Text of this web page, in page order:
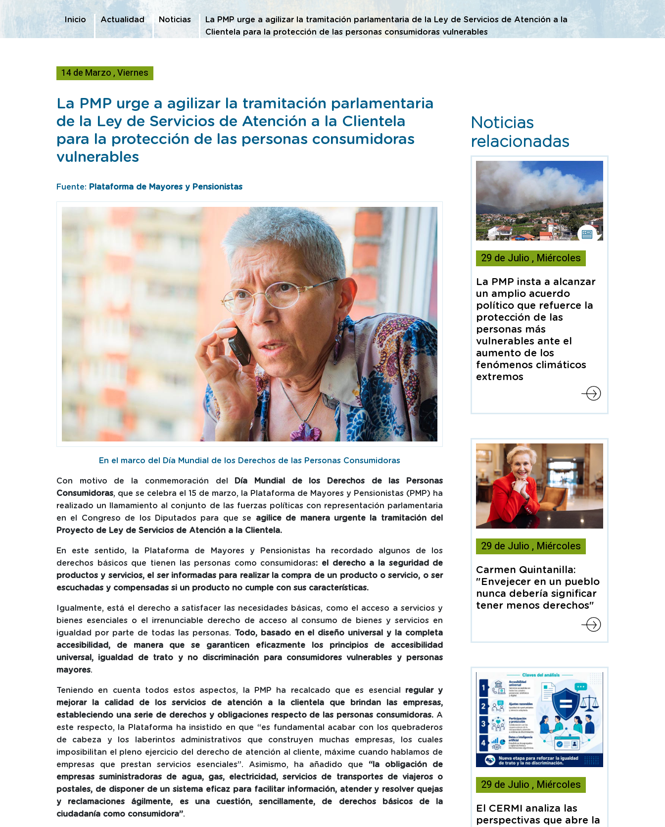
Te encuentras en
Inicio Actualidad Noticias
La PMP urge a agilizar la tramitación parlamentaria de la Ley de Servicios de Atención a la
Clientela para la protección de las personas consumidoras vulnerables
14de Marzo,Viernes
La PMP urge a agilizar la tramitación parlamentaria
de la Ley de Servicios de Atención a la Clientela
para la protección de las personas consumidoras
vulnerables
Fuente: Plataforma de Mayores y Pensionistas
En el marco del Día Mundial de los Derechos de las Personas Consumidoras
Con motivo de la conmemoración del Día Mundial de los Derechos de las Personas
Consumidoras, que se celebra el 15 de marzo, la Plataforma de Mayores y Pensionistas (PMP) ha
realizado un llamamiento al conjunto de las fuerzas políticas con representación parlamentaria
en el Congreso de los Diputados para que se agilice de manera urgente la tramitación del
Proyecto de Ley de Servicios de Atención a la Clientela.
En este sentido, la Plataforma de Mayores y Pensionistas ha recordado algunos de los
derechos básicos que tienen las personas como consumidoras: el derecho a la seguridad de
productos y servicios, el ser informadas para realizar la compra de un producto o servicio, o ser
escuchadas y compensadas si un producto no cumple con sus características.
Igualmente, está el derecho a satisfacer las necesidades básicas, como el acceso a servicios y
bienes esenciales o el irrenunciable derecho de acceso al consumo de bienes y servicios en
igualdad por parte de todas las personas. Todo, basado en el diseño universal y la completa
accesibilidad, de manera que se garanticen eficazmente los principios de accesibilidad
universal, igualdad de trato y no discriminación para consumidores vulnerables y personas
mayores.
Teniendo en cuenta todos estos aspectos, la PMP ha recalcado que es esencial regular y
mejorar la calidad de los servicios de atención a la clientela que brindan las empresas,
estableciendo una serie de derechos y obligaciones respecto de las personas consumidoras. A
este respecto, la Plataforma ha insistido en que “es fundamental acabar con los quebraderos
de cabeza y los laberintos administrativos que construyen muchas empresas, los cuales
imposibilitan el pleno ejercicio del derecho de atención al cliente, máxime cuando hablamos de
empresas que prestan servicios esenciales”. Asimismo, ha añadido que“la obligación de
empresas suministradoras de agua, gas, electricidad, servicios de transportes de viajeros o
postales, de disponer de un sistema eficaz para facilitar información, atender y resolver quejas
y reclamaciones ágilmente, es una cuestión, sencillamente, de derechos básicos de la
ciudadanía como consumidora”.
Noticias
relacionadas
Esta
noticia
contiene
Nota
de
29 de Julio , Miércoles
La PMP insta a alcanzar
un amplio acuerdo
político que refuerce la
protección de las
personas más
vulnerables ante el
aumento de los
fenómenos climáticos
extremos
noticia
Articulo
29 de Julio , Miércoles
Carmen Quintanilla:
"Envejecer en un pueblo
nunca debería significar
tener menos derechos"
noticia
Articulo
29 de Julio , Miércoles
El CERMI analiza las
perspectivas que abre la